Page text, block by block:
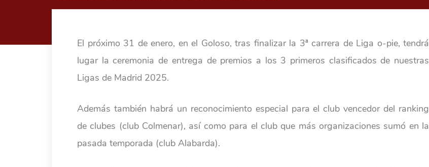
El próximo 31 de enero, en el Goloso, tras finalizar la 3ª carrera de Liga o-pie, tendrá
lugar la ceremonia de entrega de premios a los 3 primeros clasificados de nuestras
Ligas de Madrid 2025.
Además también habrá un reconocimiento especial para el club vencedor del ranking
de clubes (club Colmenar), así como para el club que más organizaciones sumó en la
pasada temporada (club Alabarda).